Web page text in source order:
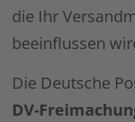
die Ihr
beeinflussen
Die Deutsche
DV-